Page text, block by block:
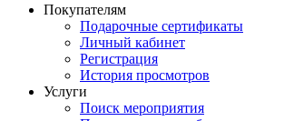
Покупателям
Подарочные сертификаты
Личный кабинет
Регистрация
История просмотров
Услуги
Поиск мероприятия